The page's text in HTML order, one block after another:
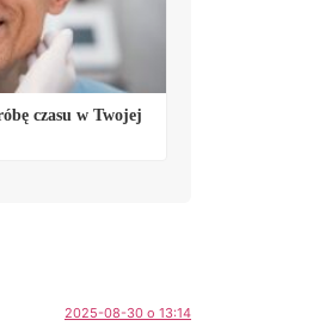
czasu w Twojej
2025-08-30 o 13:14